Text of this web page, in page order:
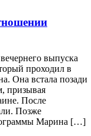
выпуска
проходил в
Она встала позади
призывая
После
Позже
Марина […]